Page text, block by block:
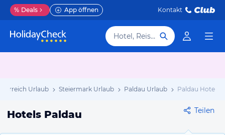
% Deals App öffnen Kontakt
Hotel, Reiseziel
Urlaub Steiermark Urlaub Paldau Urlaub Paldau Hotels
Hotels Paldau Teilen